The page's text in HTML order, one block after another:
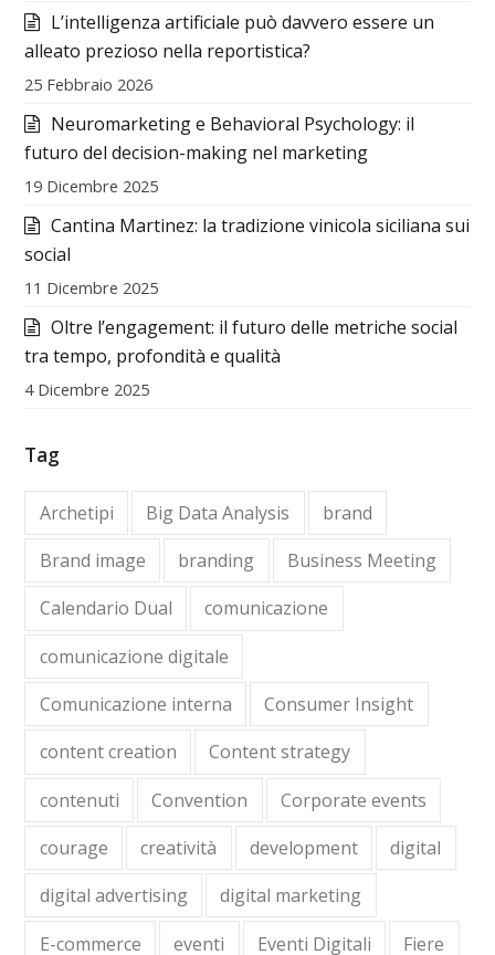
L’intelligenza artificiale può davvero essere un
alleato prezioso nella reportistica?
25 Febbraio 2026
Neuromarketing e Behavioral Psychology: il
futuro del decision-making nel marketing
19 Dicembre 2025
Cantina Martinez: la tradizione vinicola siciliana sui
social
11 Dicembre 2025
Oltre l’engagement: il futuro delle metriche social
tra tempo, profondità e qualità
4 Dicembre 2025
Tag
Archetipi Big Data Analysis
brand
Brand image
branding
Business Meeting
Calendario Dual
comunicazione
comunicazione digitale
Comunicazione interna
Consumer Insight
content creation
Content strategy
contenuti
Convention
Corporate events
courage
creatività development
digital
digital advertising
digital marketing
E-commerce
eventi Eventi Digitali
Fiere